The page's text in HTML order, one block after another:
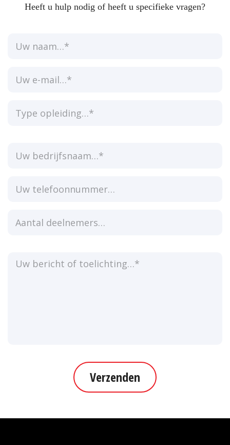
Heeft u hulp nodig of heeft u specifieke vragen?
Verzenden